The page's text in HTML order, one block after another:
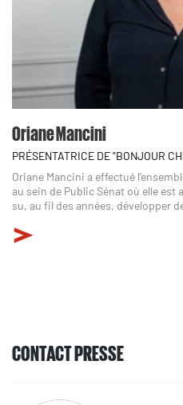
Oriane Mancini
PRÉSENTATRICE DE "BONJOUR
Oriane Mancini a effectué
au sein de Public Sénat où elle est
su, au fil des années, développer
CONTACT PRESSE